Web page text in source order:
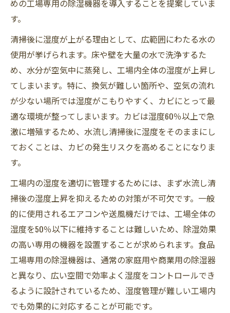
めの工場専用の除湿機器を導入することを提案していま
す。
清掃後に湿度が上がる理由として、広範囲にわたる水の
使用が挙げられます。床や壁を大量の水で洗浄するた
め、水分が空気中に蒸発し、工場内全体の湿度が上昇し
てしまいます。特に、換気が難しい箇所や、空気の流れ
が少ない場所では湿度がこもりやすく、カビにとって最
適な環境が整ってしまいます。カビは湿度60％以上で急
激に増殖するため、水流し清掃後に湿度をそのままにし
ておくことは、カビの発生リスクを高めることになりま
す。
工場内の湿度を適切に管理するためには、まず水流し清
掃後の湿度上昇を抑えるための対策が不可欠です。一般
的に使用されるエアコンや送風機だけでは、工場全体の
湿度を50％以下に維持することは難しいため、除湿効果
の高い専用の機器を設置することが求められます。食品
工場専用の除湿機器は、通常の家庭用や商業用の除湿器
と異なり、広い空間で効率よく湿度をコントロールでき
るように設計されているため、湿度管理が難しい工場内
でも効果的に対応することが可能です。